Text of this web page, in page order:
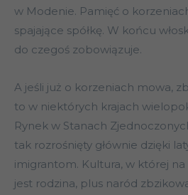
w Modenie. Pamięć o
spajające spółkę. W końcu
do czegoś zobowiązuje.
A jeśli już o korzeniach mowa,
to w niektórych krajach
Rynek w Stanach
tak rozrośnięty głównie dzięki
imigrantom. Kultura, w której
jest rodzina, plus naród